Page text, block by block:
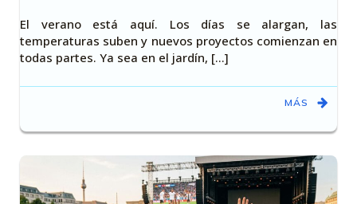
El verano está aquí. Los días se alargan, las
temperaturas suben y nuevos proyectos comienzan en
todas partes. Ya sea en el jardín, [...]
MÁS